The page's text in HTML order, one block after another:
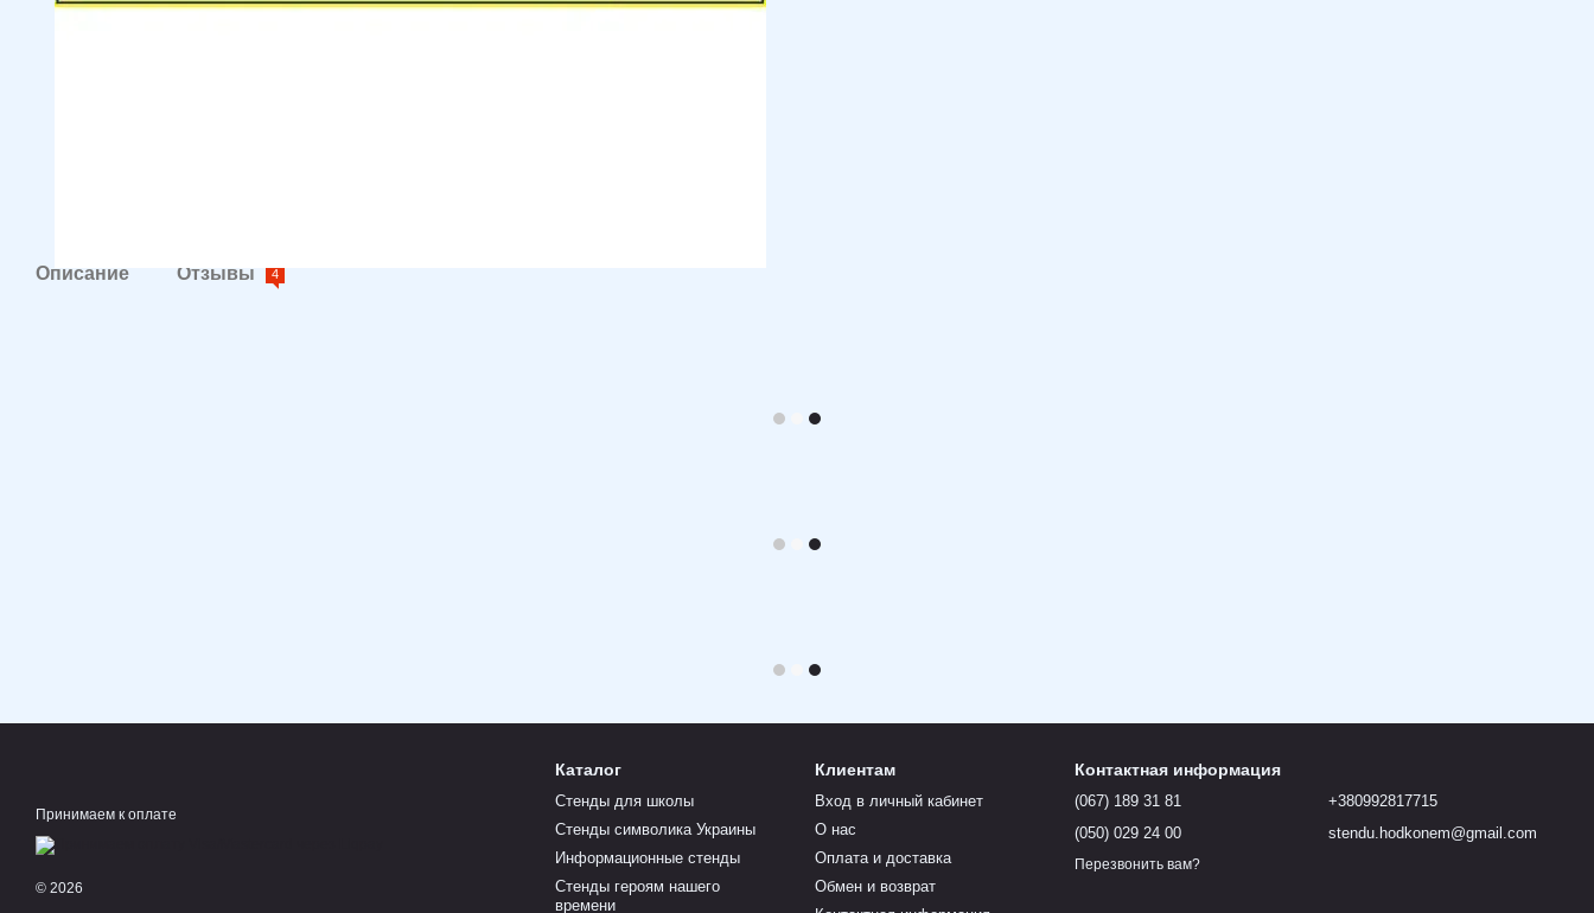
Описание Отзывы 4
Принимаем к оплате
© 2026
Каталог
Стенды для школы
Стенды символика Украины
Информационные стенды
Стенды героям нашего
времени
Клиентам
Вход в личный кабинет
О нас
Оплата и доставка
Обмен и возврат
Контактная информация
(067) 189 31 81
(050) 029 24 00
Перезвонить вам?
+380992817715
stendu.hodkonem@gmail.com